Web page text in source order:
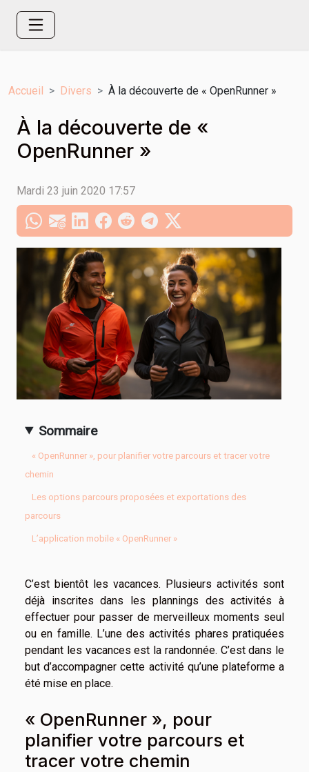
Accueil Divers À la découverte de « OpenRunner »
À la découverte de «
OpenRunner »
Mardi 23 juin 2020 17:57
Sommaire
« OpenRunner », pour planifier votre parcours et tracer votre
chemin
Les options parcours proposées et exportations des
parcours
L’application mobile « OpenRunner »
C’est bientôt les vacances. Plusieurs activités sont
déjà inscrites dans les plannings des activités à
effectuer pour passer de merveilleux moments seul
ou en famille. L’une des activités phares pratiquées
pendant les vacances est la randonnée. C’est dans le
but d’accompagner cette activité qu’une plateforme a
été mise en place.
« OpenRunner », pour
planifier votre parcours et
tracer votre chemin